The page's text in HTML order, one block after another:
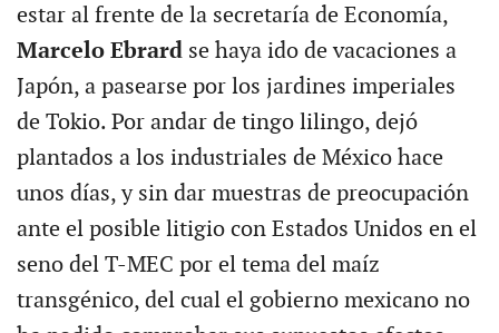
estar al frente de la secretaría de Economía,
Marcelo Ebrardse haya ido de vacaciones a
Japón, a pasearse por los jardines imperiales
de Tokio. Por andar de tingo lilingo, dejó
plantados a los industriales de México hace
unos días, y sin dar muestras de preocupación
ante el posible litigio con Estados Unidos en el
seno del T-MEC por el tema del maíz
transgénico, del cual el gobierno mexicano no